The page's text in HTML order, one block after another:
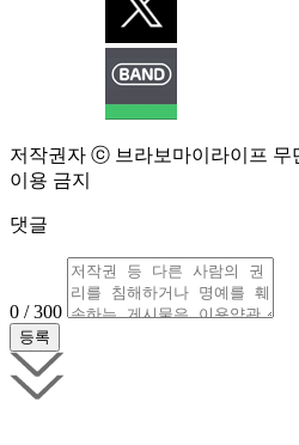
저작권자 ⓒ 브라보마이라이프 무
이용 금지
댓글
0 / 300